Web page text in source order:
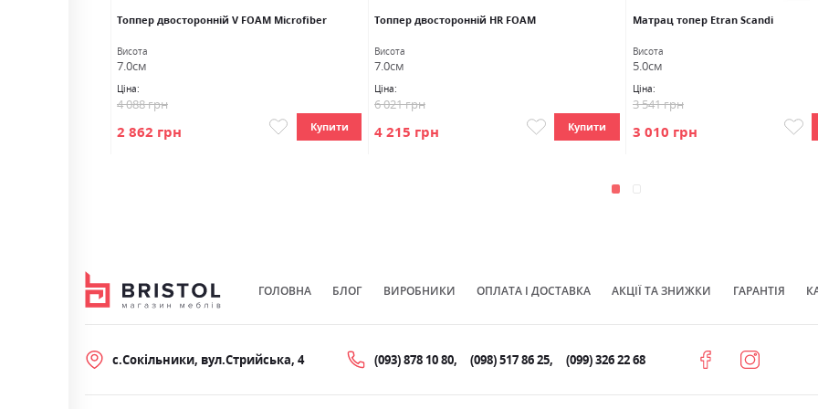
Топпер двосторонній V FOAM Microfiber
Висота
7.0см
Ціна:
2 862 грн
4 088 грн
Купити
Топпер двосторонній HR FOAM
Висота
7.0см
Ціна:
4 215 грн
6 021 грн
Купити
Матрац топер Etran Scandi
Висота
5.0см
Ціна:
3 010 грн
3 541 грн
ГОЛОВНА БЛОГ ВИРОБНИКИ ОПЛАТА І ДОСТАВКА АКЦІЇ ТА ЗНИЖКИ ГАРАНТІЯ
с.Сокільники, вул.Стрийська, 4 (093) 878 10 80 (098) 517 86 25 (099) 326 22 68